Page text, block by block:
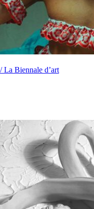
La Biennale d’art